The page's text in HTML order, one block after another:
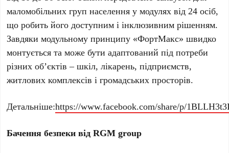
маломобільних груп населення у модулях від 24 осіб,
що робить його доступним і інклюзивним рішенням.
Завдяки модульному принципу «ФортМакс» швидко
монтується та може бути адаптований під потреби
різних об’єктів – шкіл, лікарень, підприємств,
житлових комплексів і громадських просторів.
Детальніше:https://www.facebook.com/share/p/
Бачення безпеки від RGM group